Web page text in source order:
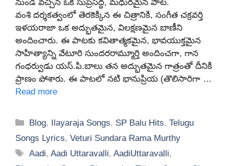
నుండి వచ్చిన ఒక సుప్రసిద్ధ, మధురమైన పాట.
వంశి దర్శకత్వంలో తెరకెక్కిన ఈ చిత్రానికి, సంగీత చక్రవర్తి
ఇళయరాజా ఒక అద్భుతమైన, విలక్షణమైన బాణీని
అందించారు. ఈ పాటకు కవితాత్మకమైన, భావయుక్తమైన
సాహిత్యాన్ని వేటూరి సుందరరామ్మూర్తి అందించగా, గాన
గంధర్వుడు యస్.పి.బాలు తన అద్భుతమైన గాత్రంతో దీనికి
ప్రాణం పోశారు. ఈ పాటలో నటి భానుప్రియ (తొలిసారిగా …
Read more
Categories
Blog, Ilayaraja Songs, SP Balu Hits,Telugu
Songs Lyrics, Veturi Sundara Rama Murthy
Tags
Aadi,Aadi Uttaravalli,AadiUttaravalli,